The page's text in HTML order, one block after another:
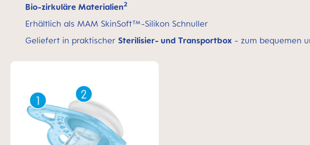
Bio-zirkuläre Materialien2
Erhältlich als MAM SkinSoft™-Silikon Schnuller
Geliefert in praktischer Sterilisier- und Transportbox - zum bequemen